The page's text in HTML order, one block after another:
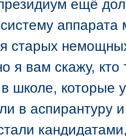
ещё
старых
я вам скажу,
школе, которые
в аспирантуру